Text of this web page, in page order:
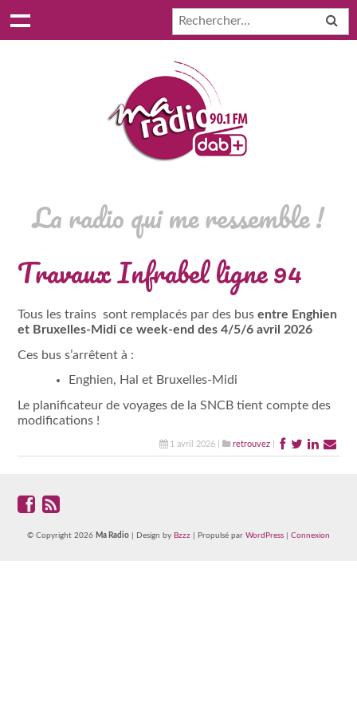
La radio qui me ressemble !
Travaux Infrabel ligne 94
Tous les trains sont remplacés par des busentre Enghien
et Bruxelles-Midi ce week-end des 4/5/6 avril 2026
Ces bus s’arrêtent à :
Enghien, Hal et Bruxelles-Midi
Le planificateur de voyages de la SNCB tient compte des
modifications !
1 avril 2026 | retrouvez
© Copyright 2026 Ma Radio | Design by Bzzz | Propulsé par WordPress Connexion